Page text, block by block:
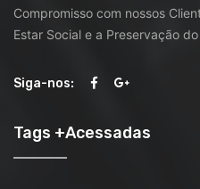
Compromisso com nossos
Estar Social e a Preservação
Siga-nos:
Tags +Acessadas